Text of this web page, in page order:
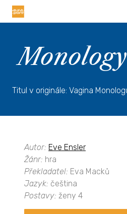
Titul v originále: Vagina
Autor: Eve Ensler
Žánr: hra
Překladatel: Eva Macků
Jazyk: čeština
Postavy: ženy 4